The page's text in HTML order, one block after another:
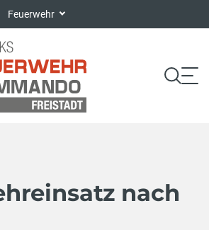
Feuerwehr
nach